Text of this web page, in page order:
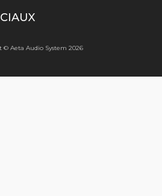
© Aeta Audio System 2026